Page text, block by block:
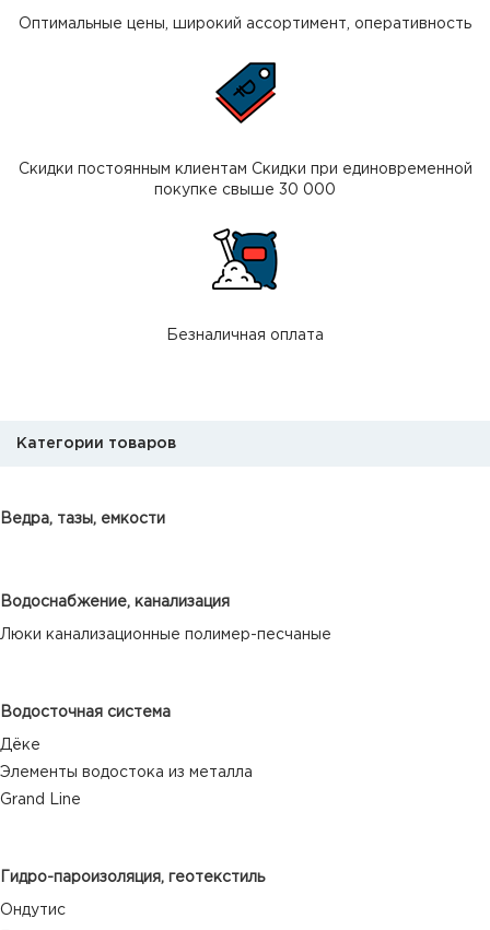
Оптимальные цены, широкий ассортимент, оперативность
Скидки постоянным клиентам Скидки при единовременной
покупке свыше 30 000
Безналичная оплата
Категории товаров
Ведра, тазы, емкости
Водоснабжение, канализация
Люки канализационные полимер-песчаные
Водосточная система
Дёке
Элементы водостока из металла
Grand Line
Гидро-пароизоляция, геотекстиль
Ондутис